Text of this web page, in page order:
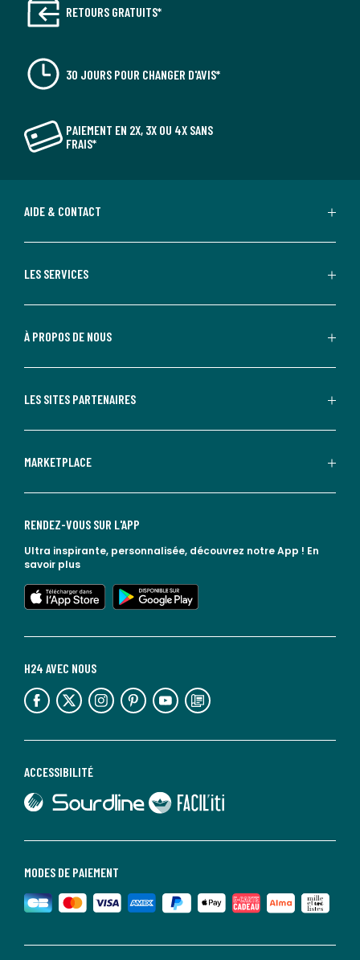
RETOURS GRATUITS*
30 JOURS POUR CHANGER D'AVIS*
PAIEMENT EN 2X, 3X OU 4X SANS
FRAIS*
AIDE & CONTACT
LES SERVICES
À PROPOS DE NOUS
LES SITES PARTENAIRES
MARKETPLACE
MODES DE PAIEMENT
ACCESSIBILITÉ
lien vers Sourdline
lien vers Faciliti
H24 AVEC NOUS
lien vers l'espace réseaux sociaux lien vers l'espace réseaux sociaux lien vers l'espace réseaux sociaux lien vers l'espace réseaux sociaux lien vers l'espace réseaux sociaux lien vers le blog la redoute
RENDEZ-VOUS SUR L'APP
Ultra inspirante, personnalisée, découvrez notre App ! En
savoir plus
lien vers l'app store
lien vers google play